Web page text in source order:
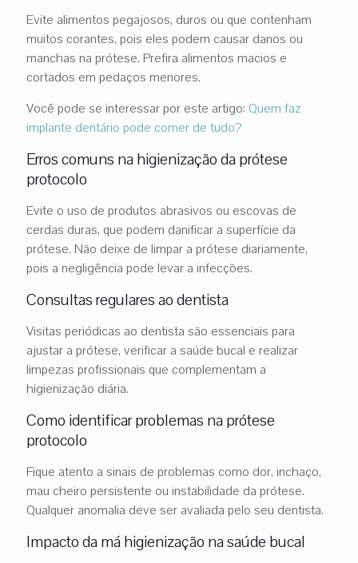
Evite alimentos pegajosos, duros ou que contenham
muitos corantes, pois eles podem causar danos ou
manchas na prótese. Prefira alimentos macios e
cortados em pedaços menores.
Você pode se interessar por este artigo: Quem faz
implante dentário pode comer de tudo?
Erros comuns na higienização da prótese
protocolo
Evite o uso de produtos abrasivos ou escovas de
cerdas duras, que podem danificar a superfície da
prótese. Não deixe de limpar a prótese diariamente,
pois a negligência pode levar a infecções.
Consultas regulares ao dentista
Visitas periódicas ao dentista são essenciais para
ajustar a prótese, verificar a saúde bucal e realizar
limpezas profissionais que complementam a
higienização diária.
Como identificar problemas na prótese
protocolo
Fique atento a sinais de problemas como dor, inchaço,
mau cheiro persistente ou instabilidade da prótese.
Qualquer anomalia deve ser avaliada pelo seu dentista.
Impacto da má higienização na saúde bucal